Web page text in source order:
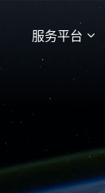
服务平台